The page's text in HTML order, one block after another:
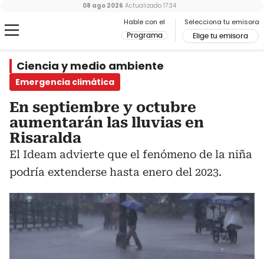
Hable con el
Programa
Selecciona tu emisora
Elige tu emisora
08 ago 2026 Actualizado 17:34
Ciencia y medio ambiente
Emergencia climática
En septiembre y octubre
aumentarán las lluvias en
Risaralda
El Ideam advierte que el fenómeno de la niña
podría extenderse hasta enero del 2023.